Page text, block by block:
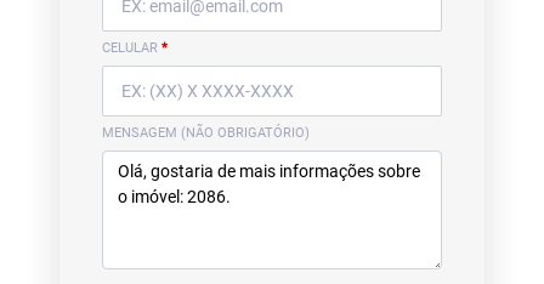
CELULAR *
MENSAGEM (NÃO OBRIGATÓRIO)